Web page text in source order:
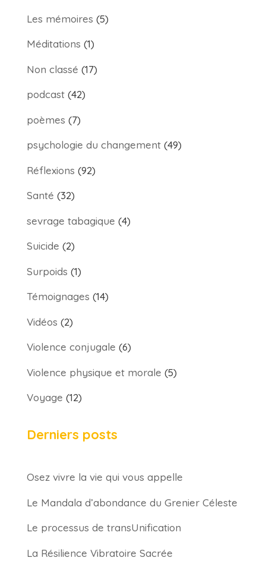
Les mémoires (5)
Méditations (1)
Non classé (17)
podcast(42)
poèmes (7)
psychologie du changement(49)
Réflexions (92)
Santé (32)
sevrage tabagique (4)
Suicide (2)
Surpoids (1)
Témoignages (14)
Vidéos (2)
Violence conjugale (6)
Violence physique et morale (5)
Voyage (12)
Derniers posts
Osez vivre la vie qui vous appelle
Le Mandala d’abondance du Grenier Céleste
Le processus de transUnification
La Résilience Vibratoire Sacrée